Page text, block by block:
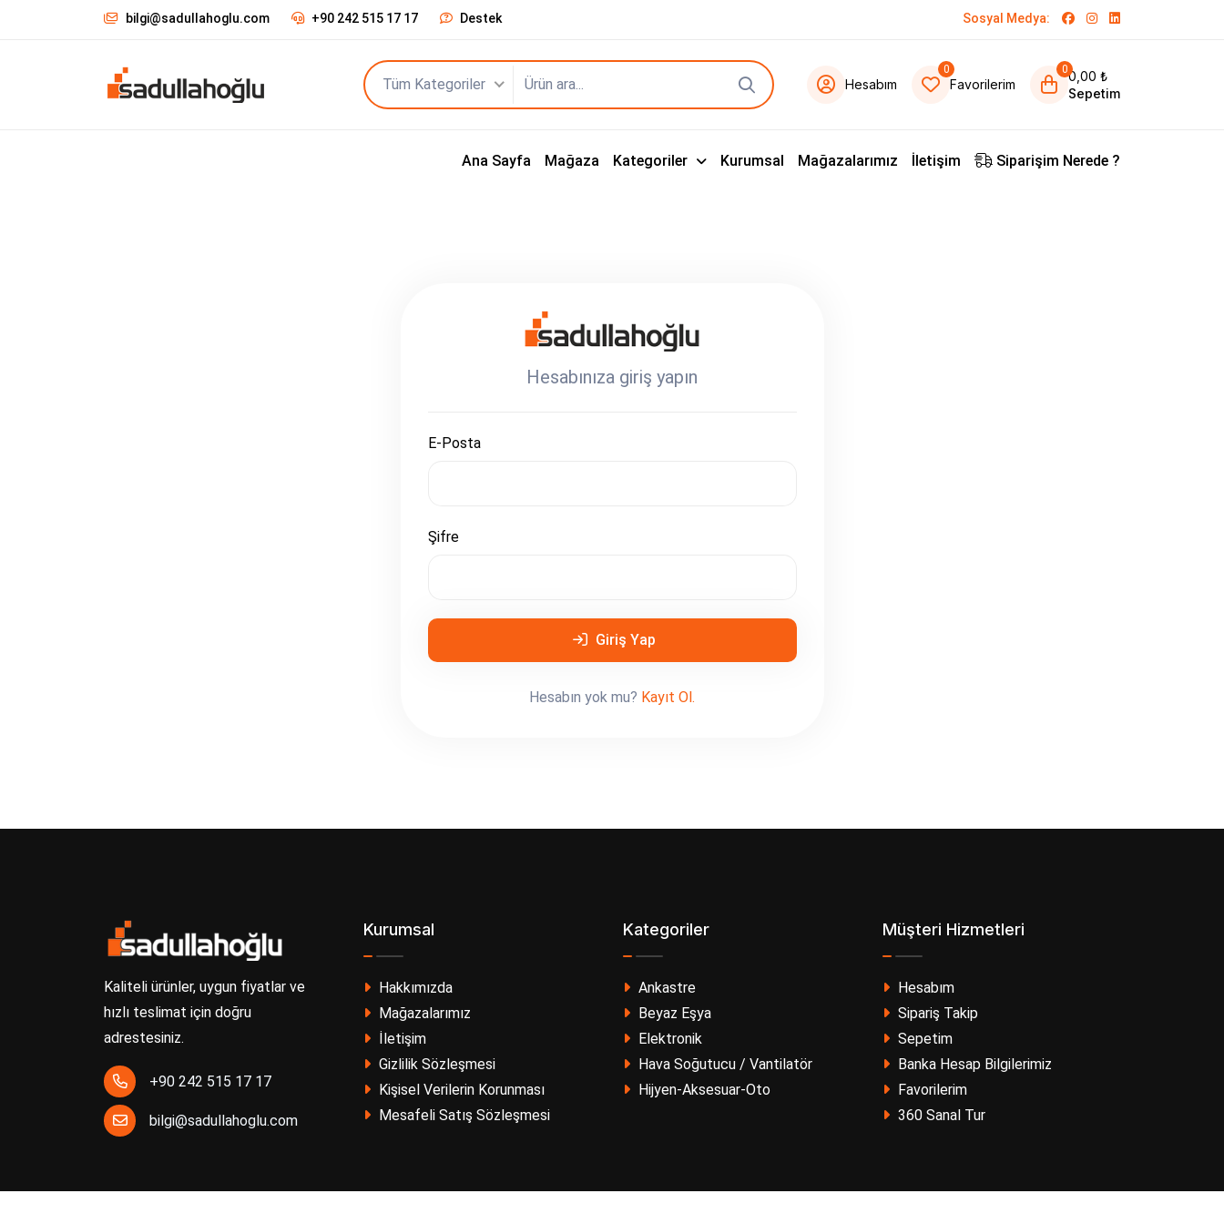
bilgi@sadullahoglu.com +90 242 515 17 17 Destek Sosyal Medya:
Tüm Kategoriler Hesabım
0
Favorilerim
00,00 ₺
Sepetim
Ana Sayfa Mağaza Kategoriler Kurumsal Mağazalarımız İletişim Siparişim Nerede ?
Hesabınıza giriş yapın
E-Posta
Şifre
Giriş Yap
Hesabın yok mu? Kayıt Ol.
Kaliteli ürünler, uygun fiyatlar ve
hızlı teslimat için doğru
adrestesiniz.
+90 242 515 17 17
bilgi@sadullahoglu.com
Kurumsal
Hakkımızda
Mağazalarımız
İletişim
Gizlilik Sözleşmesi
Kişisel Verilerin Korunması
Mesafeli Satış Sözleşmesi
Kategoriler
Ankastre
Beyaz Eşya
Elektronik
Hava Soğutucu / Vantilatör
Hijyen-Aksesuar-Oto
Müşteri Hizmetleri
Hesabım
Sipariş Takip
Sepetim
Banka Hesap Bilgilerimiz
Favorilerim
360 Sanal Tur